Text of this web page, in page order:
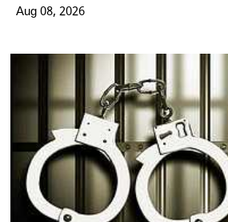
Aug 08, 2026